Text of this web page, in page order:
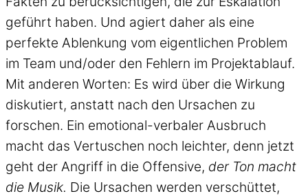
geführt haben. Und agiert daher als eine
perfekte Ablenkung vom eigentlichen Problem
im Team und/oder den Fehlern im Projektablauf.
Mit anderen Worten: Es wird über die Wirkung
diskutiert, anstatt nach den Ursachen zu
forschen. Ein emotional-verbaler Ausbruch
macht das Vertuschen noch leichter, denn jetzt
geht der Angriff in die Offensive, der Ton macht
die Musik. Die Ursachen werden verschüttet,